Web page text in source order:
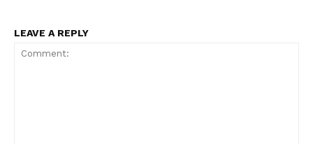
LEAVE A REPLY